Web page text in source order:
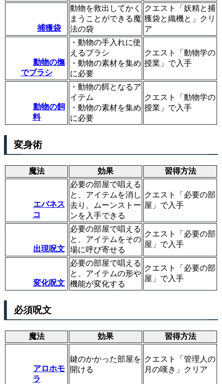
捕獲袋
動物を救出してかく
まうことができる魔
法の袋
クエスト「妖精と捕
獲袋と織機と」クリ
ア
動物の撫
でブラシ
・動物の手入れに使
えるブラシ
・動物の素材を集め
に必要
クエスト「動物学の
授業」で入手
動物の飼
料
・動物の餌となるア
イテム
・動物の素材を集め
に必要
クエスト「動物学の
授業」で入手
変身術
魔法 効果 習得方法
エバネス
コ
必要の部屋で唱える
と、アイテムを消し
去り、ムーンストー
ンを入手できる
クエスト「必要の部
屋」で入手
出現呪文
必要の部屋で唱える
と、アイテムをその
場に呼び寄せる
クエスト「必要の部
屋」で入手
変化呪文
必要の部屋で唱える
と、アイテムの形や
機能が変化する
クエスト「必要の部
屋」で入手
必須呪文
魔法 効果 習得方法
アロホモ
ラ
鍵のかかった部屋を
開ける
クエスト「管理人の
月の嘆き」クリア